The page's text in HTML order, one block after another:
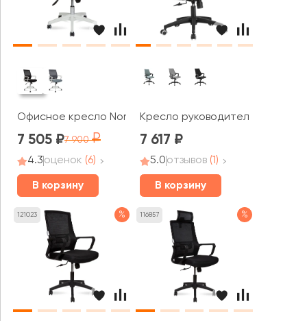
Офисное кресло Norden Бит LB white
7 505 7 900
4.3оценок (6)
В корзину
Кресло руководителя RV ЧЕЙР
7 617
5.0отзывов (1)
В корзину
121023 % 116857 %